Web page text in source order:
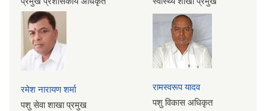
रमेश नारायण शर्मा
पशु सेवा शाखा प्रमुख
रामस्वरूप यादव
पशु विकास अधिकृत